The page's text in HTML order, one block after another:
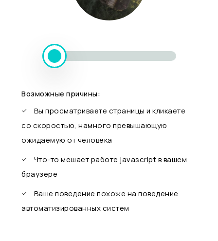
Возможные причины:
Вы просматриваете страницы и кликаете
со скоростью, намного превышающую
ожидаемую от человека
Что-то мешает работе javascript в вашем
браузере
Ваше поведение похоже на поведение
автоматизированных систем